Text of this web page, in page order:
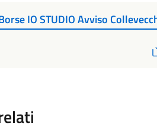
IO STUDIO Avviso